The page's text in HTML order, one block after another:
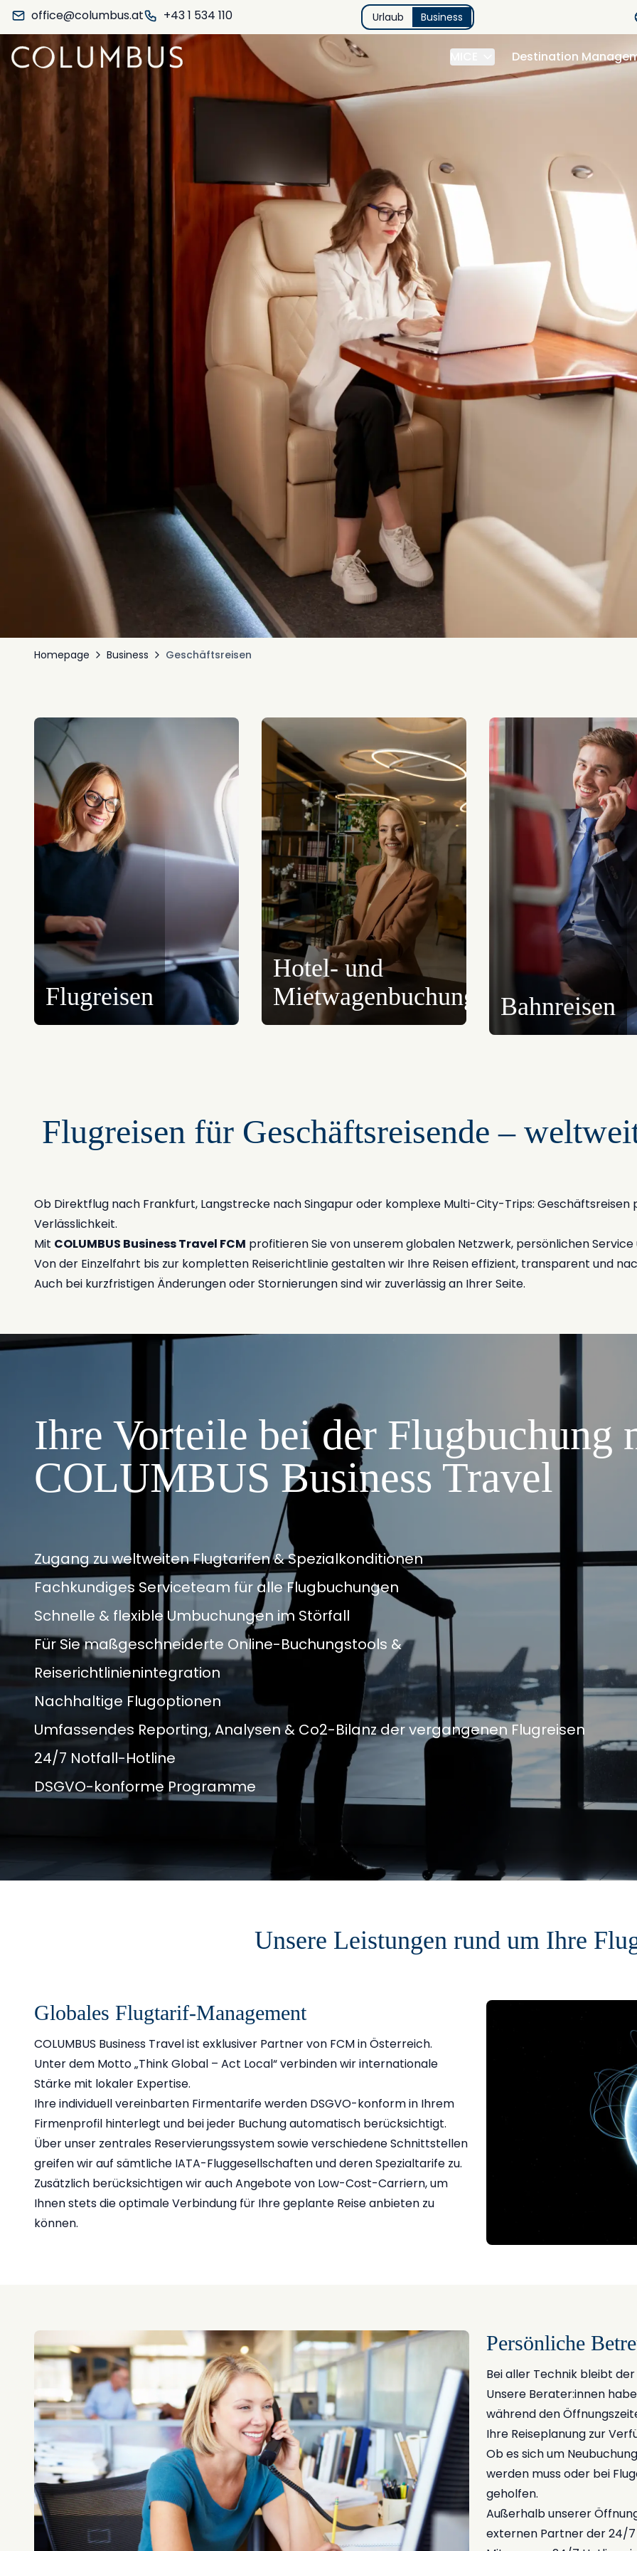
office@columbus.at +43 1 534 110 Urlaub Business
Destination
Homepage Business Geschäftsreisen
Flugreisen
Hotel- und
Mietwagenbuchungen Bahnreisen
Flugreisen für Geschäftsreisende –
Ob Direktflug nach Frankfurt, Langstrecke nach Singapur oder komplexe Multi-City-Trips: Geschäftsreisen
Verlässlichkeit.
Mit COLUMBUS Business Travel FCM profitieren Sie von unserem globalen Netzwerk, persönlichen
Von der Einzelfahrt bis zur kompletten Reiserichtlinie gestalten wir Ihre Reisen effizient, transparent und
Auch bei kurzfristigen Änderungen oder Stornierungen sind wir zuverlässig an Ihrer Seite.
Ihre Vorteile bei der Flugbuchung
COLUMBUS Business Travel
Zugang zu weltweiten Flugtarifen & Spezialkonditionen
Fachkundiges Serviceteam für alle Flugbuchungen
Schnelle & flexible Umbuchungen im Störfall
Für Sie maßgeschneiderte Online-Buchungstools &
Reiserichtlinienintegration
Nachhaltige Flugoptionen
Umfassendes Reporting, Analysen & Co2-Bilanz der vergangenen Flugreisen
24/7 Notfall-Hotline
DSGVO-konforme Programme
Unsere Leistungen rund um Ihre
Globales Flugtarif-Management
COLUMBUS Business Travel ist exklusiver Partner von FCM in Österreich.
Unter dem Motto „Think Global – Act Local“ verbinden wir internationale
Stärke mit lokaler Expertise.
Ihre individuell vereinbarten Firmentarife werden DSGVO-konform in Ihrem
Firmenprofil hinterlegt und bei jeder Buchung automatisch berücksichtigt.
Über unser zentrales Reservierungssystem sowie verschiedene Schnittstellen
greifen wir auf sämtliche IATA-Fluggesellschaften und deren Spezialtarife zu.
Zusätzlich berücksichtigen wir auch Angebote von Low-Cost-Carriern, um
Ihnen stets die optimale Verbindung für Ihre geplante Reise anbieten zu
können.
Persönliche
Bei aller Technik bleibt
Unsere Berater:innen
während den
Ihre Reiseplanung zur
Ob es sich um
werden muss oder bei
geholfen.
Außerhalb unserer
externen Partner der 24/